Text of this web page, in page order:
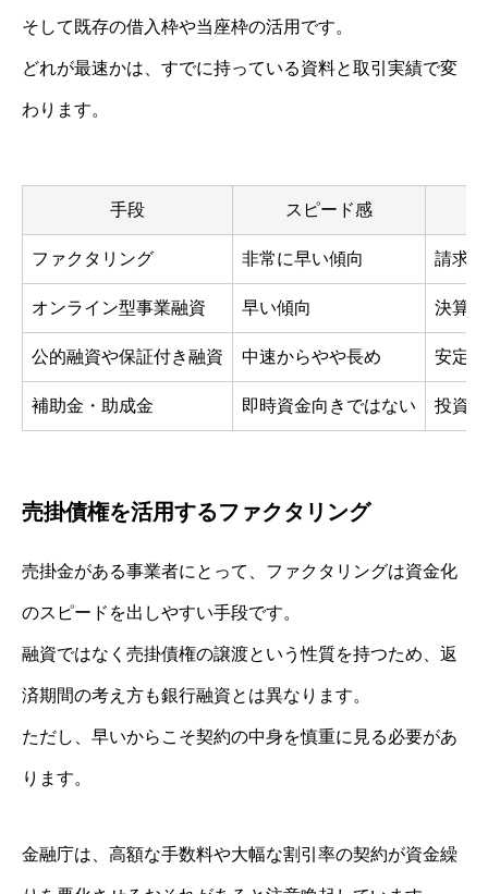
そして既存の借入枠や当座枠の活用です。
どれが最速かは、すでに持っている資料と取引実績で変
わります。
手段 スピード感
ファクタリング 非常に早い傾向 請求
オンライン型事業融資 早い傾向 決算
公的融資や保証付き融資 中速からやや長め 安定
補助金・助成金 即時資金向きではない 投資
売掛債権を活用するファクタリング
売掛金がある事業者にとって、ファクタリングは資金化
のスピードを出しやすい手段です。
融資ではなく売掛債権の譲渡という性質を持つため、返
済期間の考え方も銀行融資とは異なります。
ただし、早いからこそ契約の中身を慎重に見る必要があ
ります。
金融庁は、高額な手数料や大幅な割引率の契約が資金繰